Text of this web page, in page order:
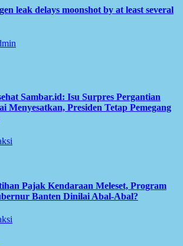
leak delays moonshot by at least several
Sambar.id: Isu Surpres Pergantian
Menyesatkan, Presiden Tetap Pemegang
Pajak Kendaraan Meleset, Program
Banten Dinilai Abal-Abal?